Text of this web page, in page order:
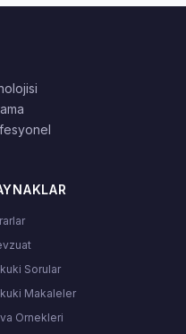
Sorular
Makaleler
Ornekleri